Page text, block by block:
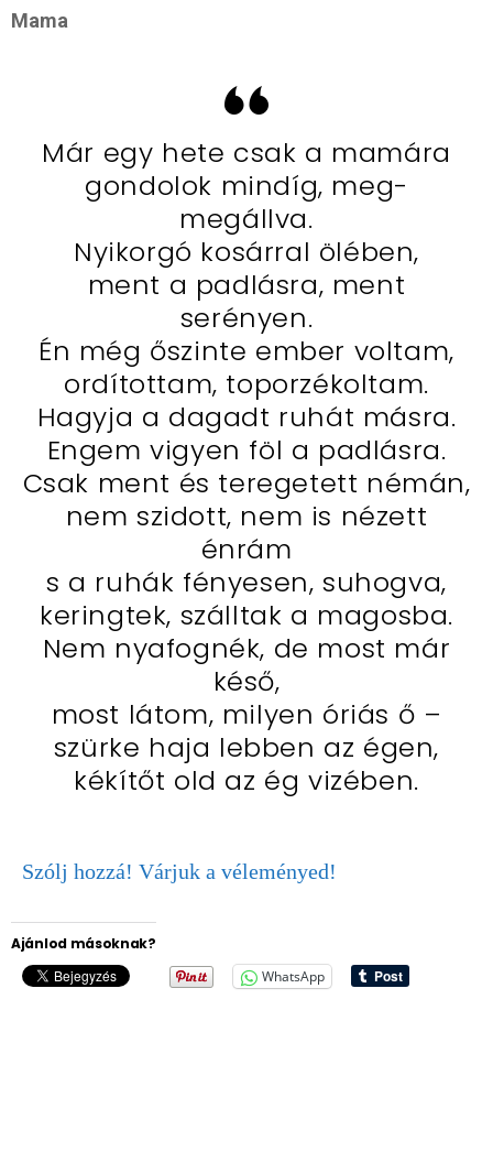
Mama
Már egy hete csak a mamára
gondolok mindíg, meg-
megállva.
Nyikorgó kosárral ölében,
ment a padlásra, ment
serényen.
Én még őszinte ember voltam,
ordítottam, toporzékoltam.
Hagyja a dagadt ruhát másra.
Engem vigyen föl a padlásra.
Csak ment és teregetett némán,
nem szidott, nem is nézett
énrám
s a ruhák fényesen, suhogva,
keringtek, szálltak a magosba.
Nem nyafognék, de most már
késő,
most látom, milyen óriás ő –
szürke haja lebben az égen,
kékítőt old az ég vizében.
Szólj hozzá! Várjuk a véleményed!
Ajánlod másoknak?
WhatsApp